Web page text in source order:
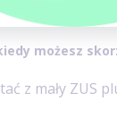
możesz
z mały ZUS